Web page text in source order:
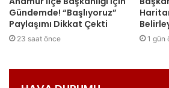
Gündemde! “Başlıyoruz”
Paylaşımı Dikkat Çekti
23 saat önce 1 gün